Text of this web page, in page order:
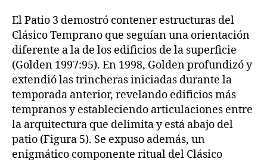
El Patio 3 demostró contener estructuras del
Clásico Temprano que seguían una orientación
diferente a la de los edificios de la superficie
(Golden 1997:95). En 1998, Golden profundizó y
extendió las trincheras iniciadas durante la
temporada anterior, revelando edificios más
tempranos y estableciendo articulaciones entre
la arquitectura que delimita y está abajo del
patio (Figura 5). Se expuso además, un
enigmático componente ritual del Clásico